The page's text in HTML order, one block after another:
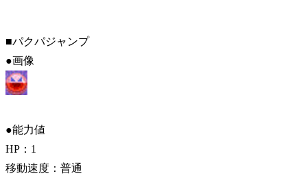
■パクパジャンプ
●画像
●能力値
HP：1
移動速度：普通